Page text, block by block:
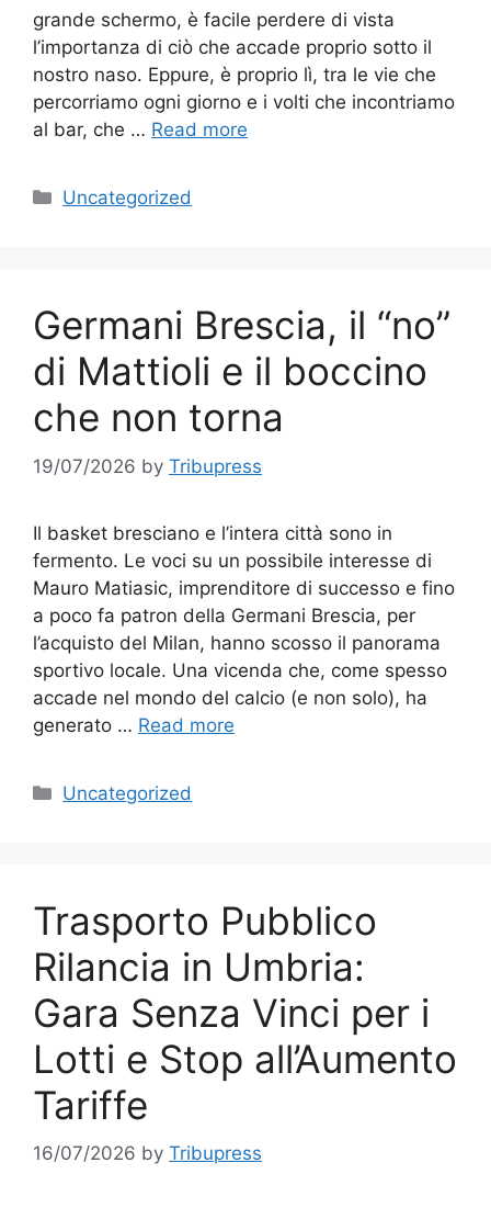
grande schermo, è facile perdere di vista
l’importanza di ciò che accade proprio sotto il
nostro naso. Eppure, è proprio lì, tra le vie che
percorriamo ogni giorno e i volti che incontriamo
al bar, che … Read more
Categories
Uncategorized
Germani Brescia, il “no”
di Mattioli e il boccino
che non torna
19/07/2026 by Tribupress
Il basket bresciano e l’intera città sono in
fermento. Le voci su un possibile interesse di
Mauro Matiasic, imprenditore di successo e fino
a poco fa patron della Germani Brescia, per
l’acquisto del Milan, hanno scosso il panorama
sportivo locale. Una vicenda che, come spesso
accade nel mondo del calcio (e non solo), ha
generato … Read more
Categories
Uncategorized
Trasporto Pubblico
Rilancia in Umbria:
Gara Senza Vinci per i
Lotti e Stop all’Aumento
Tariffe
16/07/2026 by Tribupress